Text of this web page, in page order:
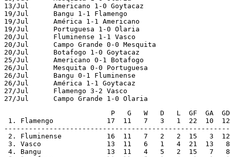
13/Jul      Americano 1-0 Goytacaz
19/Jul      Bangu 1-1 Flamengo
19/Jul      América 1-1 Americano
19/Jul      Portuguesa 1-0 Olaria
20/Jul      Fluminense 1-1 Vasco
20/Jul      Campo Grande 0-0 Mesquita
20/Jul      Botafogo 1-0 Goytacaz
25/Jul      Americano 0-1 Botafogo
26/Jul      Mesquita 0-0 Portuguesa
26/Jul      Bangu 0-1 Fluminense
26/Jul      América 1-1 Goytacaz
27/Jul      Flamengo 3-2 Vasco
27/Jul      Campo Grande 1-0 Olaria
                          P   G   W   D   L  GF  GA  GD
1. Flamengo             17  11   7   3   1  22  10  12
-------------------------------------------------------
2. Fluminense           16  11   7   2   2  15   3  12
3. Vasco                13  11   6   1   4  21  13   8
4. Bangu                13  11   4   5   2  15   7   8